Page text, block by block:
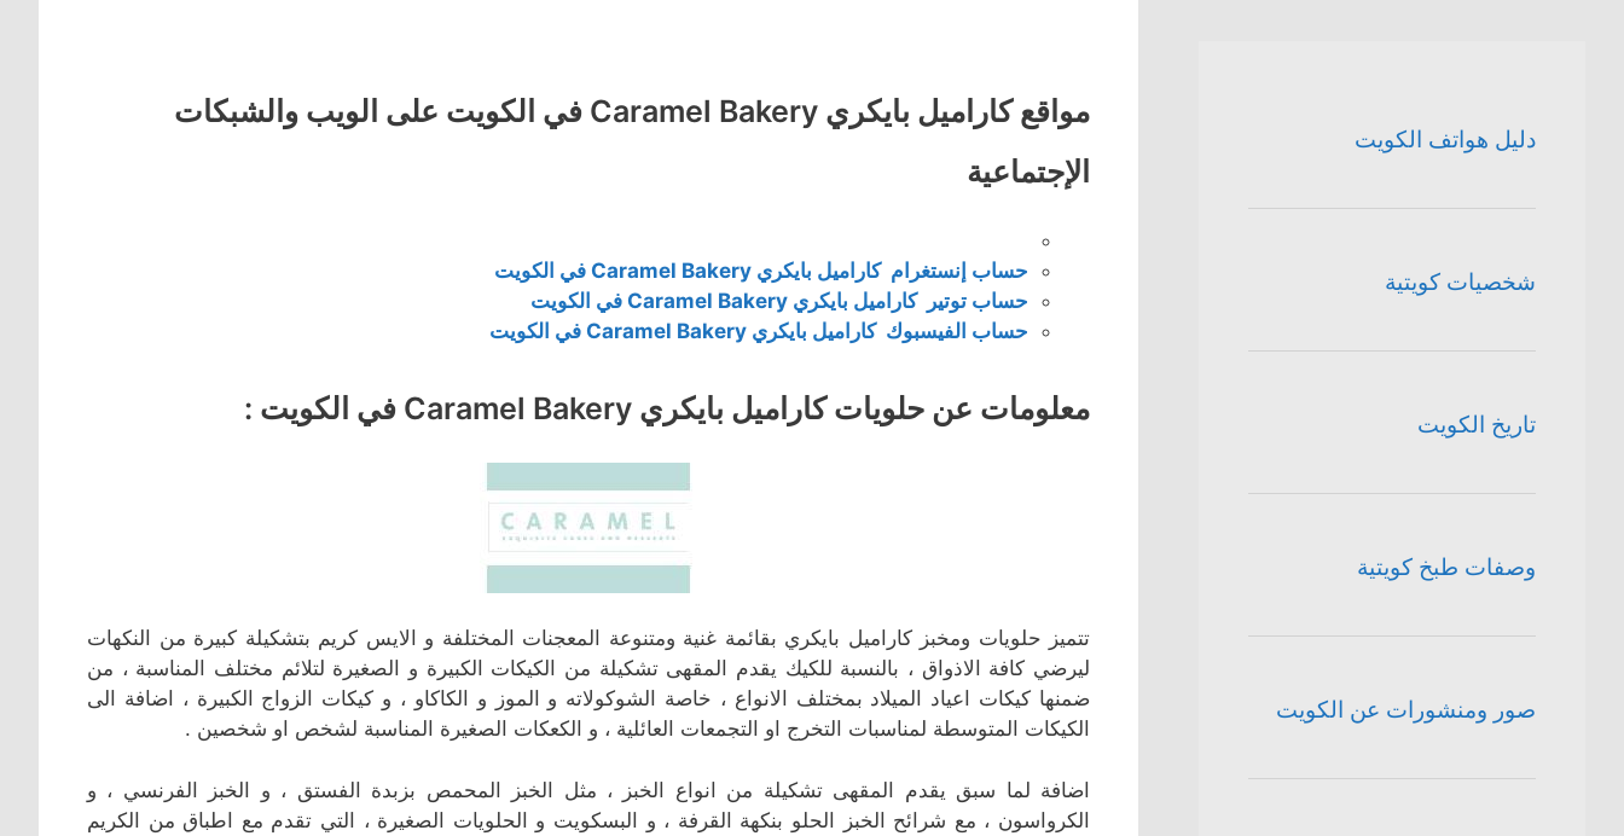
مواقع كاراميل بايكري Caramel Bakery في الكويت على الويب والشبكات
الإجتماعية
حساب إنستغرام كاراميل بايكري Caramel Bakery في الكويت
حساب توتير كاراميل بايكري Caramel Bakery في الكويت
حساب الفيسبوك كاراميل بايكري Caramel Bakery في الكويت
معلومات عن حلويات كاراميل بايكري Caramel Bakery في الكويت :
تتميز حلويات ومخبز كاراميل بايكري بقائمة غنية ومتنوعة المعجنات المختلفة و الايس كريم بتشكيلة كبيرة من النكهات
ليرضي كافة الاذواق ، بالنسبة للكيك يقدم المقهى تشكيلة من الكيكات الكبيرة و الصغيرة لتلائم مختلف المناسبة ، من
ضمنها كيكات اعياد الميلاد بمختلف الانواع ، خاصة الشوكولاته و الموز و الكاكاو ، و كيكات الزواج الكبيرة ، اضافة الى
الكيكات المتوسطة لمناسبات التخرج او التجمعات العائلية ، و الكعكات الصغيرة المناسبة لشخص او شخصين .
اضافة لما سبق يقدم المقهى تشكيلة من انواع الخبز ، مثل الخبز المحمص بزبدة الفستق ، و الخبز الفرنسي ، و
الكرواسون ، مع شرائح الخبز الحلو بنكهة القرفة ، و البسكويت و الحلويات الصغيرة ، التي تقدم مع اطباق من الكريم
دليل هواتف الكويت
شخصيات كويتية
تاريخ الكويت
وصفات طبخ كويتية
صور ومنشورات عن الكويت